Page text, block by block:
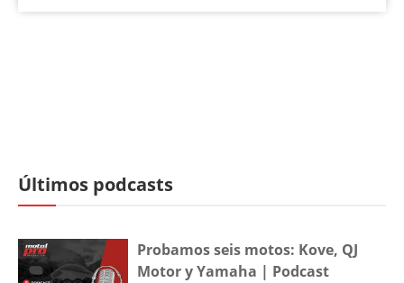
Últimos podcasts
Probamos seis motos: Kove, QJ
Motor y Yamaha | Podcast